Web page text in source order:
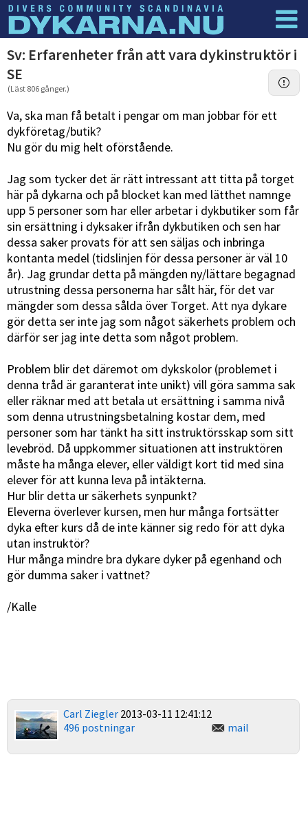
Dyknyheter Logga in
Sv: Erfarenheter från att vara dykinstruktör i
SE
(Läst 806 gånger.)
Va, ska man få betalt i pengar om man jobbar för ett
dykföretag/butik?
Nu gör du mig helt oförstående.
Jag som tycker det är rätt intressant att titta på torget
här på dykarna och på blocket kan med lätthet namnge
upp 5 personer som har eller arbetar i dykbutiker som får
sin ersättning i dyksaker ifrån dykbutiken och sen har
dessa saker provats för att sen säljas och inbringa
kontanta medel (tidslinjen för dessa personer är väl 10
år). Jag grundar detta på mängden ny/lättare begagnad
utrustning dessa personerna har sålt här, för det var
mängder som dessa sålda över Torget. Att nya dykare
gör detta ser inte jag som något säkerhets problem och
därför ser jag inte detta som något problem.
Problem blir det däremot om dykskolor (problemet i
denna tråd är garanterat inte unikt) vill göra samma sak
eller räknar med att betala ut ersättning i samma nivå
som denna utrustningsbetalning kostar dem, med
personer som har tänkt ha sitt instruktörsskap som sitt
levebröd. Då uppkommer situationen att instruktören
måste ha många elever, eller väldigt kort tid med sina
elever för att kunna leva på intäkterna.
Hur blir detta ur säkerhets synpunkt?
Eleverna överlever kursen, men hur många fortsätter
dyka efter kurs då de inte känner sig redo för att dyka
utan instruktör?
Hur många mindre bra dykare dyker på egenhand och
gör dumma saker i vattnet?
/Kalle
Carl Ziegler 2013-03-11 12:41:12
496 postningar
mail